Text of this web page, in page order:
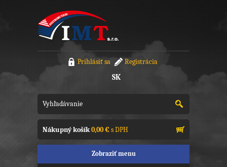
Prihlásiť sa Registrácia
SK
Nákupný košík0,00 €s DPH
Zobraziť menu